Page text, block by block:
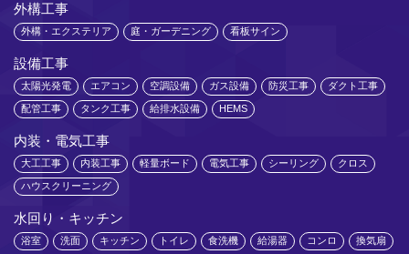
外構工事
外構・エクステリア 庭・ガーデニング 看板サイン
設備工事
太陽光発電 エアコン 空調設備 ガス設備 防災工事 ダクト工事
配管工事 タンク工事 給排水設備 HEMS
内装・電気工事
大工工事 内装工事 軽量ボード 電気工事 シーリング クロス
ハウスクリーニング
水回り・キッチン
浴室 洗面 キッチン トイレ 食洗機 給湯器 コンロ 換気扇